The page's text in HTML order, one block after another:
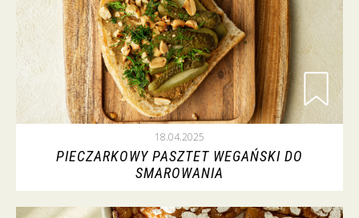
18.04.2025
PIECZARKOWY PASZTET WEGAŃSKI DO
SMAROWANIA